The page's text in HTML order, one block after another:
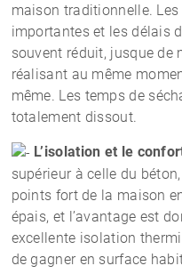
maison traditionnelle.
importantes et les délais
souvent réduit, jusque de
réalisant au même
même. Les temps de
totalement dissout.
L’isolation et le
supérieur à celle du
points fort de la maison
épais, et l’avantage est
excellente isolation
de gagner en surface